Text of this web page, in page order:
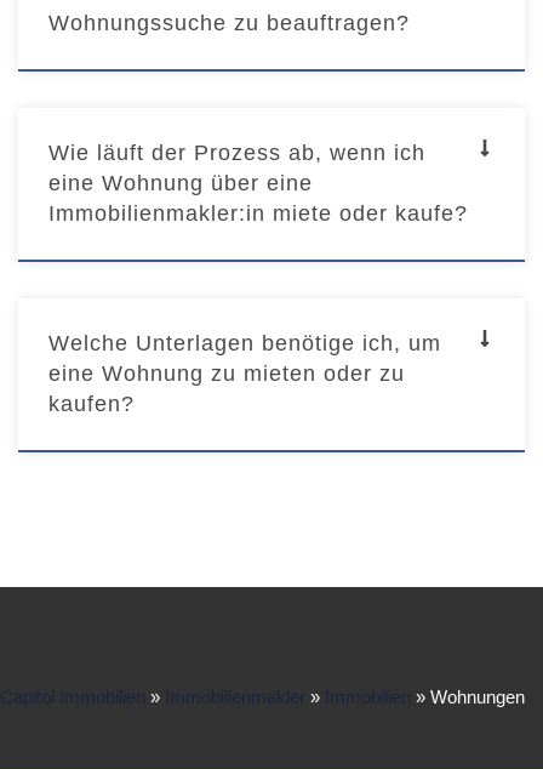
Wohnungssuche zu beauftragen?
Wie läuft der Prozess ab, wenn ich
eine Wohnung über eine
Immobilienmakler:in miete oder kaufe?
Welche Unterlagen benötige ich, um
eine Wohnung zu mieten oder zu
kaufen?
Capitol Immobilien » Immobilienmakler » Immobilien » Wohnungen